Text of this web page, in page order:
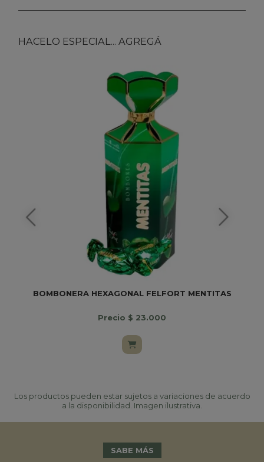
HACELO ESPECIAL... AGREGÁ
BOMBONERA HEXAGONAL FELFORT MENTITAS
Precio $ 23.000
Los productos pueden estar sujetos a variaciones de acuerdo
a la disponibilidad. Imagen ilustrativa.
SABE MÁS